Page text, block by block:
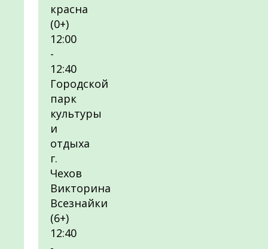
красна
(0+)
12:00
-
12:40
Городской
парк
культуры
и
отдыха
г.
Чехов
Викторина
Всезнайки
(6+)
12:40